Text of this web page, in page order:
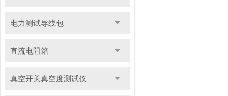
电力测试导线包
直流电阻箱
真空开关真空度测试仪